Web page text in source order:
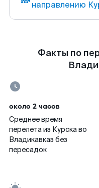
направлению
Факты по
около 2 часов
Среднее время
перелета из Курска во
Владикавказ без
пересадок